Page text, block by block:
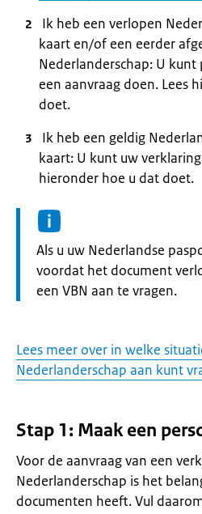
Ik heb een verlopen
kaart en/of een eerder
Nederlanderschap: U
een aanvraag doen. Lees
doet.
Ik heb een geldig
kaart: U kunt uw
hieronder hoe u dat doet.
Informatie:
Als u uw Nederlandse
voordat het document
een VBN aan te vragen.
Lees meer over in welke
Nederlanderschap aan kunt
Stap 1: Maak een
Voor de aanvraag van een
Nederlanderschap is het
documenten heeft. Vul